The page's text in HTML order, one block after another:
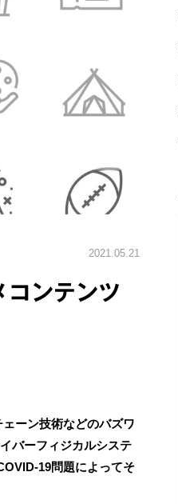
2021.05.21
コンテンツ
ーン技術などのバズワ
バーフィジカルシステ
19問題によってそ